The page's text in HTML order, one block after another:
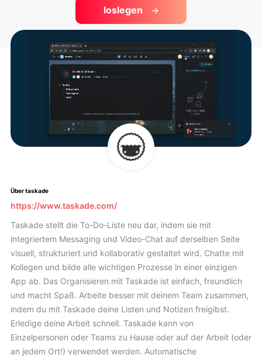
loslegen
Über taskade
https://www.taskade.com/
Taskade stellt die To-Do-Liste neu dar, indem sie mit
integriertem Messaging und Video-Chat auf derselben Seite
visuell, strukturiert und kollaborativ gestaltet wird. Chatte mit
Kollegen und bilde alle wichtigen Prozesse in einer einzigen
App ab. Das Organisieren mit Taskade ist einfach, freundlich
und macht Spaß. Arbeite besser mit deinem Team zusammen,
indem du mit Taskade deine Listen und Notizen freigibst.
Erledige deine Arbeit schnell. Taskade kann von
Einzelpersonen oder Teams zu Hause oder auf der Arbeit (oder
an jedem Ort!) verwendet werden. Automatische